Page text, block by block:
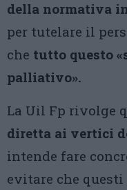
della normativa
per tutelare il
che tutto questo
palliativo».
La Uil Fp rivolge
diretta ai vertici
intende fare
evitare che